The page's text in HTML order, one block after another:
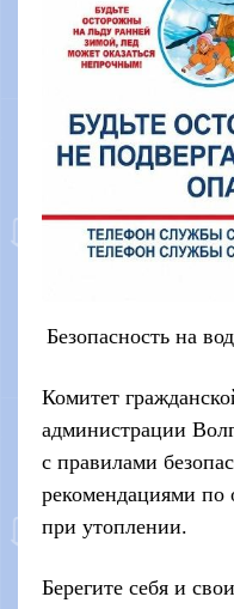
Безопасность на
Комитет
администрации
с правилами
рекомендациями
при утоплении.
Берегите себя и